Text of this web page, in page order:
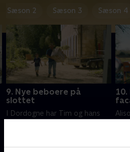
Sæson 2 Sæson 3 Sæson 4
9. Nye beboere på
slottet
I Dordogne har Tim og hans
de